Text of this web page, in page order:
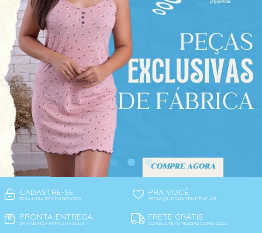
CADASTRE-SE
SEJA UMA REVENDEDORA
PRA VOCÊ
PEÇAS QUE SÃO TENDÊNCIAS!
PRONTA-ENTREGA
DA FÁBRICA PARA SUA LOJA
FRETE GRÁTIS
CONSULTE AS NOSSAS CONDIÇÕES